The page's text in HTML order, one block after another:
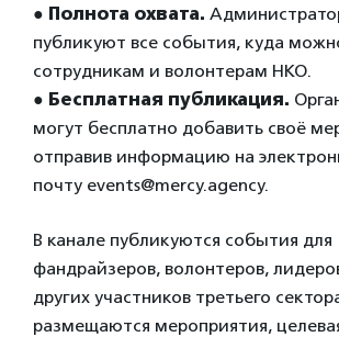
● Полнота охвата.
публикуют все события, куда
сотрудникам и волонтерам НКО.
● Бесплатная публикация.
могут бесплатно добавить своё
отправив информацию на
почту events@mercy.agency.
В канале публикуются события для
фандрайзеров, волонтеров,
других участников третьего
размещаются мероприятия,